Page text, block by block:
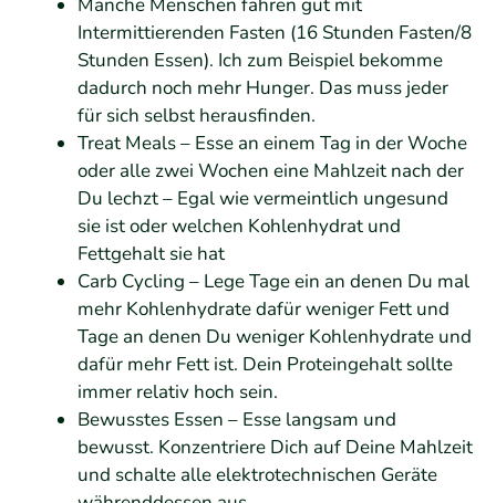
Intermittierenden Fasten (16 Stunden Fasten/8
Stunden Essen). Ich zum Beispiel bekomme
dadurch noch mehr Hunger. Das muss jeder
für sich selbst herausfinden.
Treat Meals – Esse an einem Tag in der Woche
oder alle zwei Wochen eine Mahlzeit nach der
Du lechzt – Egal wie vermeintlich ungesund
sie ist oder welchen Kohlenhydrat und
Fettgehalt sie hat
Carb Cycling – Lege Tage ein an denen Du mal
mehr Kohlenhydrate dafür weniger Fett und
Tage an denen Du weniger Kohlenhydrate und
dafür mehr Fett ist. Dein Proteingehalt sollte
immer relativ hoch sein.
Bewusstes Essen – Esse langsam und
bewusst. Konzentriere Dich auf Deine Mahlzeit
und schalte alle elektrotechnischen Geräte